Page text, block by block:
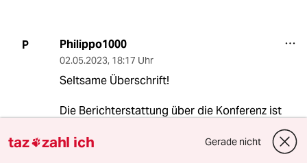
P Philippo1000
02.05.2023, 18:17 Uhr
Seltsame Überschrift!
Die Berichterstattung über die Konferenz ist
taz zahl ich Gerade nicht